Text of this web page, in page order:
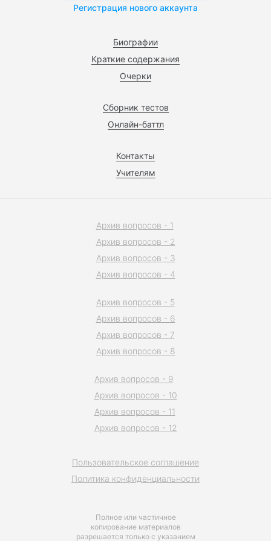
Биографии
Краткие содержания
Очерки
Сборник тестов
Онлайн-баттл
Контакты
Учителям
Регистрация нового аккаунта
Полное или частичное
копирование материалов
разрешается только с указанием
Пользовательское соглашение
Политика конфиденциальности
Архив вопросов - 1
Архив вопросов - 2
Архив вопросов - 3
Архив вопросов - 4
Архив вопросов - 5
Архив вопросов - 6
Архив вопросов - 7
Архив вопросов - 8
Архив вопросов - 9
Архив вопросов - 10
Архив вопросов - 11
Архив вопросов - 12